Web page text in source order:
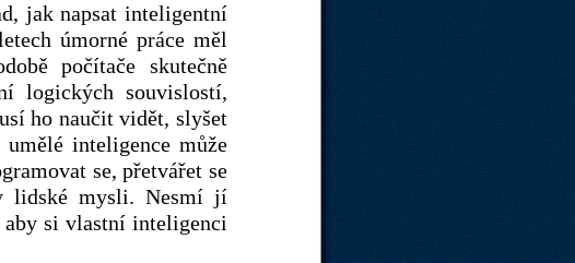
jak napsat inteligentní
úmorné práce měl
počítače skutečně
logických souvislostí,
ho naučit vidět, slyšet
inteligence může
se, přetvářet se
lidské mysli. Nesmí jí
si vlastní inteligenci